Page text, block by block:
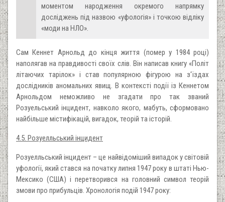
моментом народження окремого напрямку
досліджень під назвою «уфологія» і точкою відліку
«моди на НЛО».
Сам Кеннет Арнольд до кінця життя (помер у 1984 році)
наполягав на правдивості своїх слів. Він написав книгу «Політ
літаючих тарілок» і став популярною фігурою на з'їздах
дослідників аномальних явищ. В контексті події із Кеннетом
Арнольдом неможливо не згадати про так званий
Розуельський інцидент, навколо якого, мабуть, сформовано
найбільше містифікацій, вигадок, теорій та історій.
4.5. Розуелльський інцидент
Розуелльський інцидент – це найвідоміший випадок у світовій
уфології, який стався на початку липня 1947 року в штаті Нью-
Мексико (США) і перетворився на головний символ теорій
змови про прибульців. Хронологія подій 1947 року: